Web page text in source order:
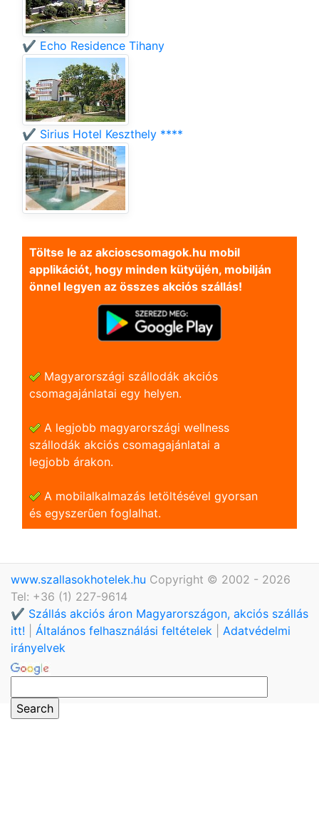
✔️ Echo Residence Tihany
✔️ Sirius Hotel Keszthely ****
Töltse le az akcioscsomagok.hu mobil
applikációt, hogy minden kütyüjén, mobilján
önnel legyen az összes akciós szállás!
Magyarországi szállodák akciós
csomagajánlatai egy helyen.
A legjobb magyarországi wellness
szállodák akciós csomagajánlatai a
legjobb árakon.
A mobilalkalmazás letöltésével gyorsan
és egyszerũen foglalhat.
www.szallasokhotelek.hu Copyright © 2002 - 2026
Tel: +36 (1) 227-9614
✔️ Szállás akciós áron Magyarországon, akciós szállás
itt!
Általános felhasználási feltételek
Adatvédelmi
irányelvek